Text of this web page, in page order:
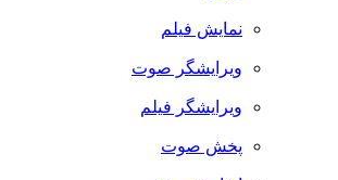
نمایش فیلم
ویرایشگر صوت
ویرایشگر فیلم
پخش صوت